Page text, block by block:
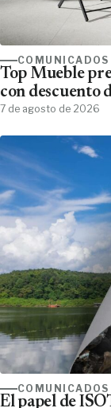
COMUNICADOS
Top Mueble
con descuento
7 de agosto de 2026
COMUNICADOS
El papel de